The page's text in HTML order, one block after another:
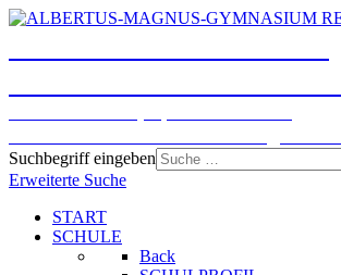
Suchbegriff eingeben
Erweiterte Suche
START
SCHULE
Back